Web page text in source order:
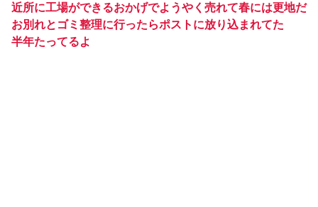
近所に工場ができるおかげでようやく売れて春には更地だ
お別れとゴミ整理に行ったらポストに放り込まれてた
半年たってるよ